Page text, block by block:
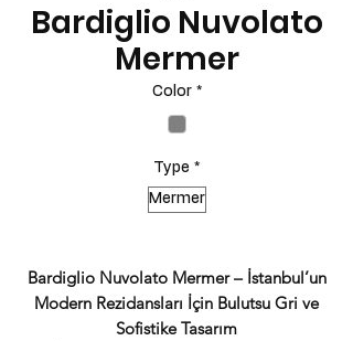
Bardiglio Nuvolato
Mermer
Color *
Type *
Mermer
Bardiglio Nuvolato Mermer – İstanbul’un
Modern Rezidansları İçin Bulutsu Gri ve
Sofistike Tasarım